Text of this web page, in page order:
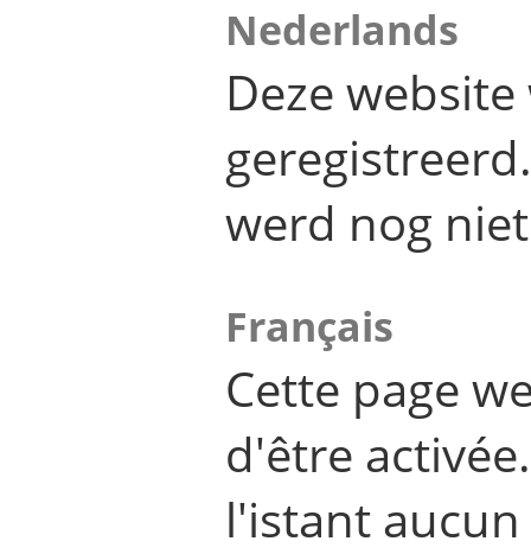
Nederlands
Deze
werd nog
Français
Cette page
d'être
l'istant